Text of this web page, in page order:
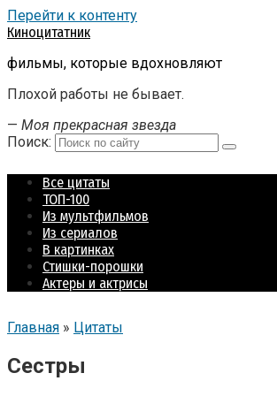
Перейти к контенту
Киноцитатник
фильмы, которые вдохновляют
Плохой работы не бывает.
— Моя прекрасная звезда
Поиск:
Все цитаты
ТОП-100
Из мультфильмов
Из сериалов
В картинках
Стишки-порошки
Актеры и актрисы
Главная » Цитаты
Сестры